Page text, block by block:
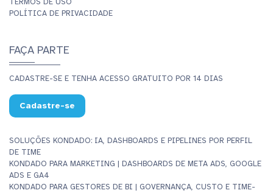
POLÍTICA DE PRIVACIDADE
FAÇA PARTE
CADASTRE-SE E TENHA ACESSO GRATUITO POR 14 DIAS
Cadastre-se
SOLUÇÕES KONDADO: IA, DASHBOARDS E PIPELINES POR PERFIL
DE TIME
KONDADO PARA MARKETING | DASHBOARDS DE META ADS, GOOGLE
ADS E GA4
KONDADO PARA GESTORES DE BI | GOVERNANÇA, CUSTO E TIME-